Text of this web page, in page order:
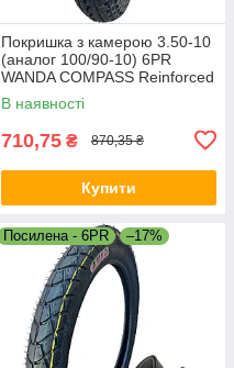
Покришка з камерою 3.50-10
(аналог 100/90-10) 6PR
WANDA COMPASS Reinforced
(посилена)
В наявності
710,75 ₴ 870,35 ₴
Купити
Посилена - 6PR –17%